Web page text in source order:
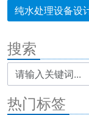
纯水处理设备设
搜索
热门标签